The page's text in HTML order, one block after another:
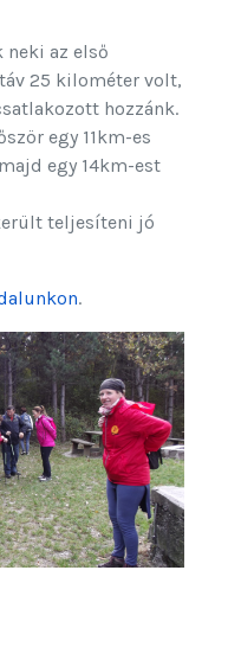
az első
25 kilométer volt,
hozzánk.
egy 11km-es
egy 14km-est
teljesíteni jó
.